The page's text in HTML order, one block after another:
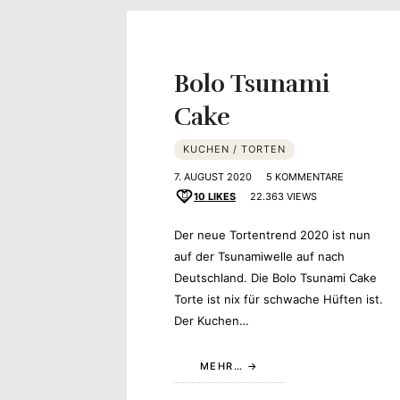
zeigt
Ihren
Bolo Tsunami
Cake
KUCHEN / TORTEN
7. AUGUST 2020
5 KOMMENTARE
10 LIKES 22.363 VIEWS
Der neue Tortentrend 2020 ist nun
auf der Tsunamiwelle auf nach
Deutschland. Die Bolo Tsunami Cake
Torte ist nix für schwache Hüften ist.
Der Kuchen…
MEHR…